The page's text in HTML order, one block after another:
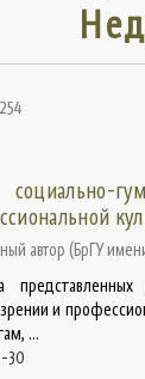
автор (БрГУ
и
...
30